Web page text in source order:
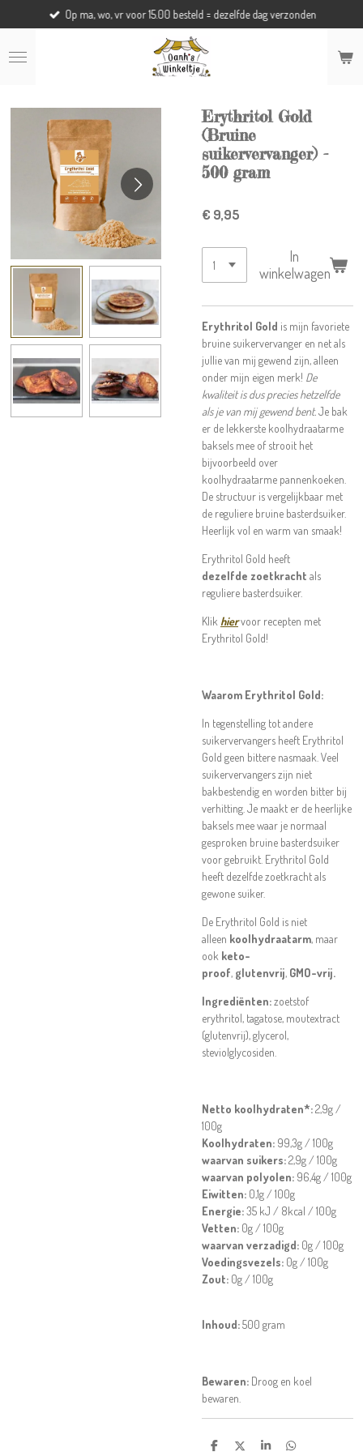
direct
naar
de
Op ma, wo, vr voor 15.00 besteld = dezelfde dag verzonden
Erythritol Gold
(Bruine
suikervervanger) -
500 gram
€ 9,95
In
winkelwagen
Erythritol Gold is mijn favoriete
bruine suikervervanger en net als
jullie van mij gewend zijn, alleen
onder mijn eigen merk! De
kwaliteit is dus precies hetzelfde
als je van mij gewend bent.Je bak
er de lekkerste koolhydraatarme
baksels mee of strooit het
bijvoorbeeld over
koolhydraatarme pannenkoeken.
De structuur is vergelijkbaar met
de reguliere bruine basterdsuiker.
Heerlijk vol en warm van smaak!
Erythritol Gold heeft
dezelfde zoetkracht als
reguliere basterdsuiker.
Klik hiervoor recepten met
Erythritol Gold!
Waarom Erythritol Gold:
In tegenstelling tot andere
suikervervangers heeft Erythritol
Gold geen bittere nasmaak. Veel
suikervervangers zijn niet
bakbestendig en worden bitter bij
verhitting. Je maakt er de heerlijke
baksels mee waar je normaal
gesproken bruine basterdsuiker
voor gebruikt. Erythritol Gold
heeft dezelfde zoetkracht als
gewone suiker.
De Erythritol Gold is niet
alleen koolhydraatarm, maar
ook keto-
proof, glutenvrij, GMO-vrij.
Ingrediënten:zoetstof
erythritol, tagatose, moutextract
(glutenvrij), glycerol,
steviolglycosiden.
Netto koolhydraten*:2,9g /
100g
Koolhydraten: 99,3g / 100g
waarvan suikers:2,9g / 100g
waarvan polyolen: 96,4g / 100g
Eiwitten: 0,1g / 100g
Energie:35 kJ / 8kcal / 100g
Vetten: 0g / 100g
waarvan verzadigd: 0g / 100g
Voedingsvezels: 0g / 100g
Zout: 0g / 100g
Inhoud:500 gram
Bewaren: Droog en koel
bewaren.